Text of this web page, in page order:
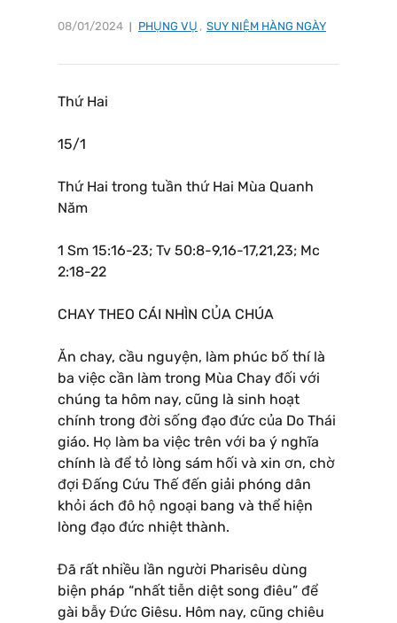
08/01/2024 PHỤNG VỤ , SUY NIỆM HÀNG NGÀY
Thứ Hai
15/1
Thứ Hai trong tuần thứ Hai Mùa Quanh
Năm
1 Sm 15:16-23; Tv 50:8-9,16-17,21,23; Mc
2:18-22
CHAY THEO CÁI NHÌN CỦA CHÚA
Ăn chay, cầu nguyện, làm phúc bố thí là
ba việc cần làm trong Mùa Chay đối với
chúng ta hôm nay, cũng là sinh hoạt
chính trong đời sống đạo đức của Do Thái
giáo. Họ làm ba việc trên với ba ý nghĩa
chính là để tỏ lòng sám hối và xin ơn, chờ
đợi Đấng Cứu Thế đến giải phóng dân
khỏi ách đô hộ ngoại bang và thể hiện
lòng đạo đức nhiệt thành.
Đã rất nhiều lần người Pharisêu dùng
biện pháp “nhất tiễn diệt song điêu” để
gài bẫy Đức Giêsu. Hôm nay, cũng chiêu